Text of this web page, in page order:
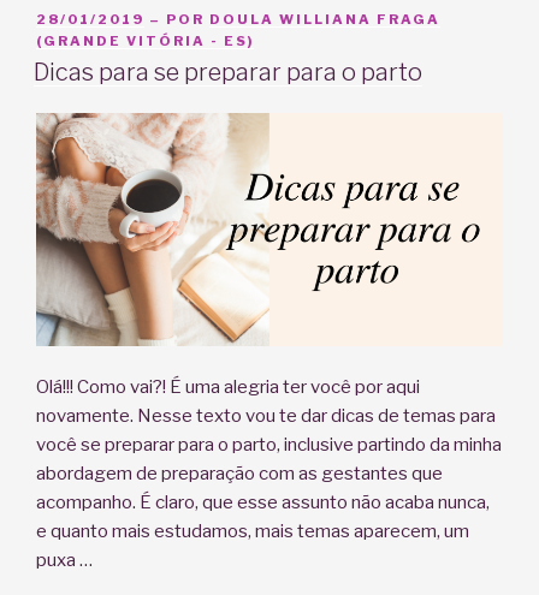
no
parto?
Ajudam
no
trabalho
de
parto?”
PUBLICADO
EM
28/01/2019 – POR DOULA WILLIANA FRAGA
(GRANDE VITÓRIA - ES)
Dicas para se preparar para o parto
Olá!!! Como vai?! É uma alegria ter você por aqui
novamente. Nesse texto vou te dar dicas de temas para
você se preparar para o parto, inclusive partindo da minha
abordagem de preparação com as gestantes que
acompanho. É claro, que esse assunto não acaba nunca,
e quanto mais estudamos, mais temas aparecem, um
puxa …